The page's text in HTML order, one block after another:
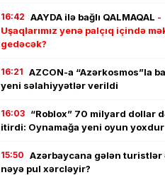
16:42 AAYDA ilə bağlı QALMAQAL -
Uşaqlarımız yenə palçıq içində
gedəcək?
16:21 AZCON-a “Azərkosmos”la
yeni səlahiyyətlər verildi
16:03 “Roblox” 70 milyard dollar
itirdi: Oynamağa yeni oyun yoxdur
15:50 Azərbaycana gələn turistlər
nəyə pul xərcləyir?